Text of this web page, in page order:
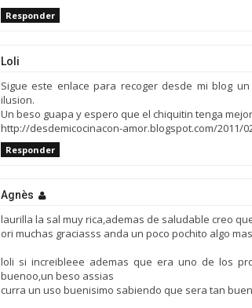
Responder
Loli
Sigue este enlace para recoger desde mi blog
ilusion.
Un beso guapa y espero que el chiquitin tenga
http://desdemicocinacon-amor.blogspot.com/2011/
Responder
Agnès
laurilla la sal muy rica,ademas de saludable creo
ori muchas graciasss anda un poco pochito algo
loli si increibleee ademas que era uno de los
buenoo,un beso assias
curra un uso buenisimo sabiendo que sera tan